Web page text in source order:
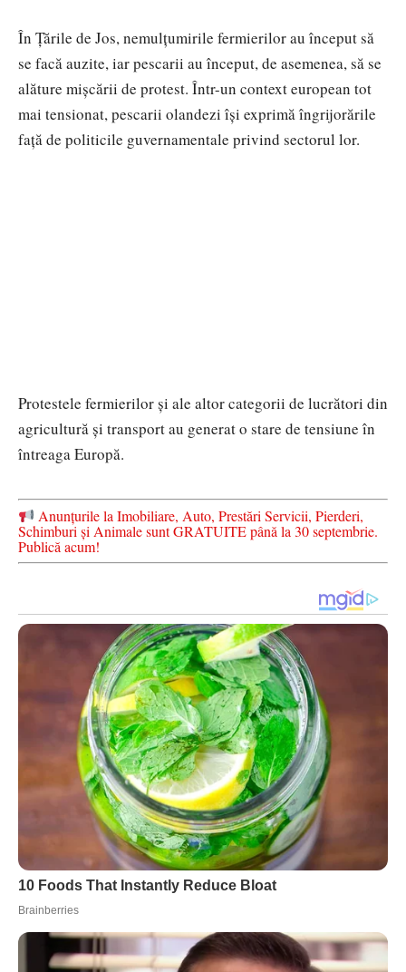
În Țările de Jos, nemulțumirile fermierilor au început să
se facă auzite, iar pescarii au început, de asemenea, să se
alăture mișcării de protest. Într-un context european tot
mai tensionat, pescarii olandezi își exprimă îngrijorările
față de politicile guvernamentale privind sectorul lor.
Protestele fermierilor și ale altor categorii de lucrători din
agricultură și transport au generat o stare de tensiune în
întreaga Europă.
Anunțurile la Imobiliare, Auto, Prestări Servicii, Pierderi,
Schimburi și Animale sunt GRATUITE până la 30 septembrie.
Publică acum!